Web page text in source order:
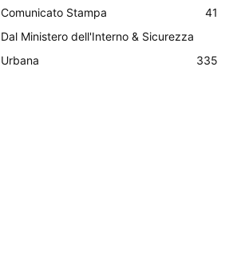
Comunicato Stampa
41
Dal Ministero dell'Interno & Sicurezza
Urbana
335